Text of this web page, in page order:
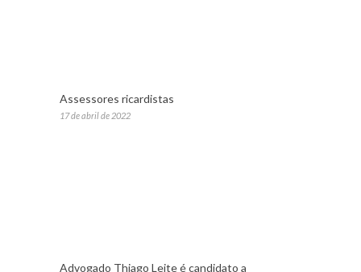
Assessores ricardistas
17 de abril de 2022
Advogado Thiago Leite é candidato a